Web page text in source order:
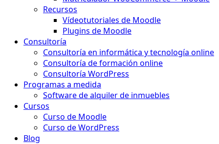
Recursos
Vídeotutoriales de Moodle
Plugins de Moodle
Consultoría
Consultoría en informática y tecnología online
Consultoría de formación online
Consultoría WordPress
Programas a medida
Software de alquiler de inmuebles
Cursos
Curso de Moodle
Curso de WordPress
Blog